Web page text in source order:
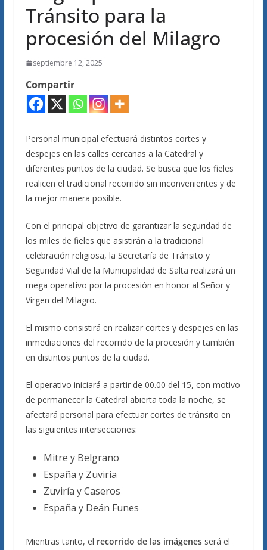
Tránsito para la
procesión del Milagro
septiembre 12, 2025
Compartir
Personal municipal efectuará distintos cortes y
despejes en las calles cercanas a la Catedral y
diferentes puntos de la ciudad. Se busca que los fieles
realicen el tradicional recorrido sin inconvenientes y de
la mejor manera posible.
Con el principal objetivo de garantizar la seguridad de
los miles de fieles que asistirán a la tradicional
celebración religiosa, la Secretaría de Tránsito y
Seguridad Vial de la Municipalidad de Salta realizará un
mega operativo por la procesión en honor al Señor y
Virgen del Milagro.
El mismo consistirá en realizar cortes y despejes en las
inmediaciones del recorrido de la procesión y también
en distintos puntos de la ciudad.
El operativo iniciará a partir de 00.00 del 15, con motivo
de permanecer la Catedral abierta toda la noche, se
afectará personal para efectuar cortes de tránsito en
las siguientes intersecciones:
Mitre y Belgrano
España y Zuviría
Zuviría y Caseros
España y Deán Funes
Mientras tanto, el recorrido de las imágenesserá el